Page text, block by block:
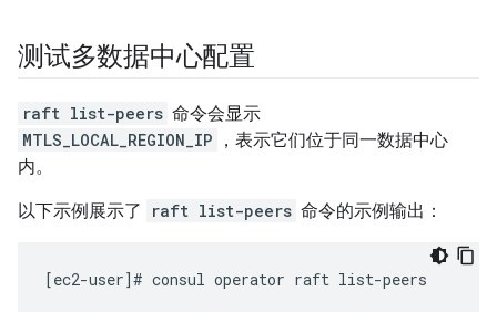
测试多数据中心配置
raft list-peers 命令会显示
MTLS_LOCAL_REGION_IP
，表示它们位于同一数据中心
内。
以下示例展示了 raft list-peers 命令的示例输出：
[ec2-user]# consul operator raft list-peers